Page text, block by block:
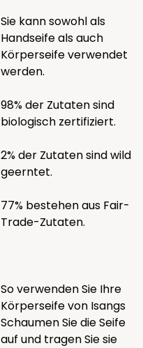
Sie kann sowohl als
Handseife als auch
Körperseife verwendet
werden.
98% der Zutaten sind
biologisch zertifiziert.
2% der Zutaten sind wild
geerntet.
77% bestehen aus Fair-
Trade-Zutaten.
So verwenden Sie Ihre
Körperseife von Isangs
Schaumen Sie die Seife
auf und tragen Sie sie